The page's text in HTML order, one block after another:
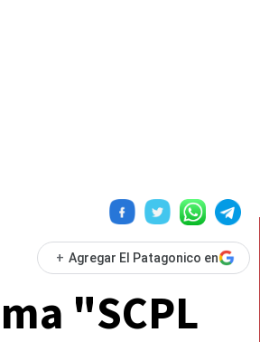
+ Agregar El Patagonico en
"SCPL